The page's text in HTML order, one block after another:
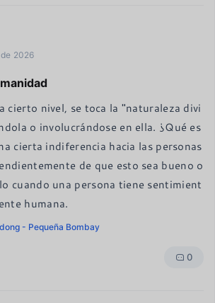
2026
cierto nivel, se toca la "naturaleza divi
o involucrándose en ella. ¿Qué es
cierta indiferencia hacia las personas
de que esto sea bueno o
cuando una persona tiene sentimient
humana.
- Pequeña Bombay
0